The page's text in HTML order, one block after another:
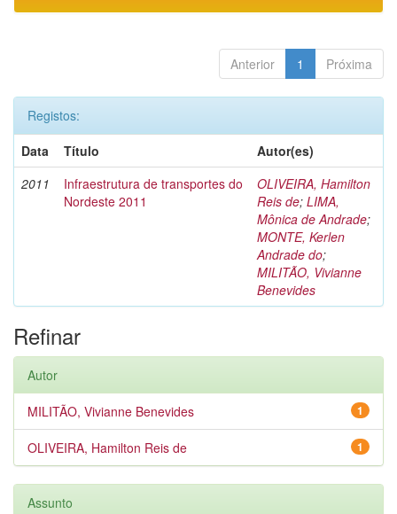
Anterior 1 Próxima
Registos:
Data
Título
Autor(es)
2011
Infraestrutura de transportes do
Nordeste 2011
OLIVEIRA, Hamilton
Reis de; LIMA,
Mônica de Andrade;
MONTE, Kerlen
Andrade do;
MILITÃO, Vivianne
Benevides
Refinar
Autor
1
MILITÃO, Vivianne Benevides
1
OLIVEIRA, Hamilton Reis de
Assunto